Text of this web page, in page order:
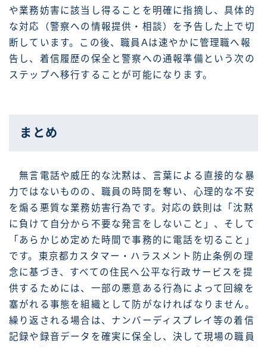
や業務妨害に該当し得ることを明確に指摘し、具体的
な対応（警察への情報提供・相談）を予告した上で切
断しています。この後、職員Aは速やかに管理職へ報
告し、着信履歴の保全と警察への通報準備という次の
ステップへ移行することが可能になります。
まとめ
無言電話や威圧的な沈黙は、言葉による直接的な暴
力ではないものの、職員の時間を奪い、心理的な不安
を煽る悪質な業務妨害行為です。対応の鉄則は「沈黙
に負けて自分から不要な発言をしないこと」、そして
「あらかじめ定めた時間で事務的に電話を切ること」
です。東京都カスタマー・ハラスメント防止条例の理
念に基づき、すべての住民へ公平な行政サービスを提
供するためには、一部の悪意ある行為によって回線を
塞がれる事態を組織として防がなければなりません。
繰り返される場合は、ナンバーディスプレイ等の着信
記録や録音データを確実に保全し、決して現場の職員